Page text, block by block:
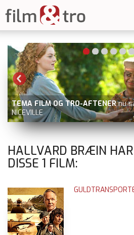
TEMA FILM OG TRO-AFTENER nu
NICEVILLE
HALLVARD BRÆIN HAR
DISSE 1 FILM: